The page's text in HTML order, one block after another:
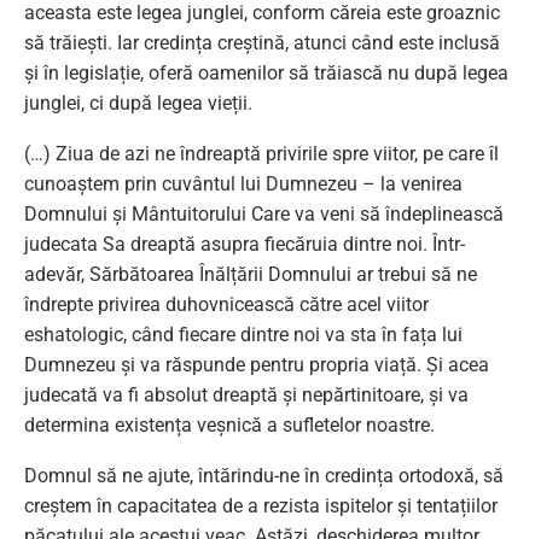
aceasta este legea junglei, conform căreia este groaznic
să trăiești. Iar credința creștină, atunci când este inclusă
și în legislație, oferă oamenilor să trăiască nu după legea
junglei, ci după legea vieții.
(…) Ziua de azi ne îndreaptă privirile spre viitor, pe care îl
cunoaștem prin cuvântul lui Dumnezeu – la venirea
Domnului și Mântuitorului Care va veni să îndeplinească
judecata Sa dreaptă asupra fiecăruia dintre noi. Într-
adevăr, Sărbătoarea Înălțării Domnului ar trebui să ne
îndrepte privirea duhovnicească către acel viitor
eshatologic, când fiecare dintre noi va sta în fața lui
Dumnezeu și va răspunde pentru propria viață. Și acea
judecată va fi absolut dreaptă și nepărtinitoare, și va
determina existența veșnică a sufletelor noastre.
Domnul să ne ajute, întărindu-ne în credința ortodoxă, să
creștem în capacitatea de a rezista ispitelor și tentațiilor